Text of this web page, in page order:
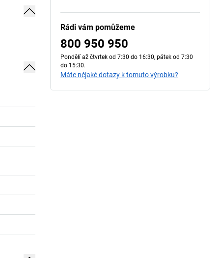
Rádi vám pomůžeme
800 950 950
Pondělí až čtvrtek od 7:30 do 16:30, pátek od 7:30
do 15:30.
Máte nějaké dotazy k tomuto výrobku?